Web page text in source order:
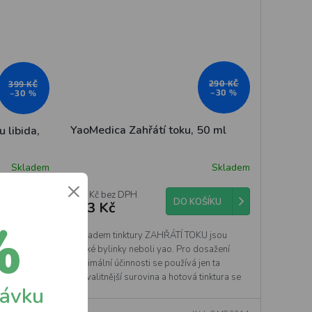
399 KČ
–30 %
libida,
Skladem
které se z
a
290 KČ
–30 %
YaoMedica Zahřátí toku, 50 ml
Skladem
168 Kč bez DPH
203 Kč DO KOŠÍKU
Základem tinktury ZAHŘÁTÍ TOKU jsou
čínské bylinky neboli yao. Pro dosažení
maximální účinnosti se používá jen ta
nejkvalitnější surovina a hotová tinktura se
×